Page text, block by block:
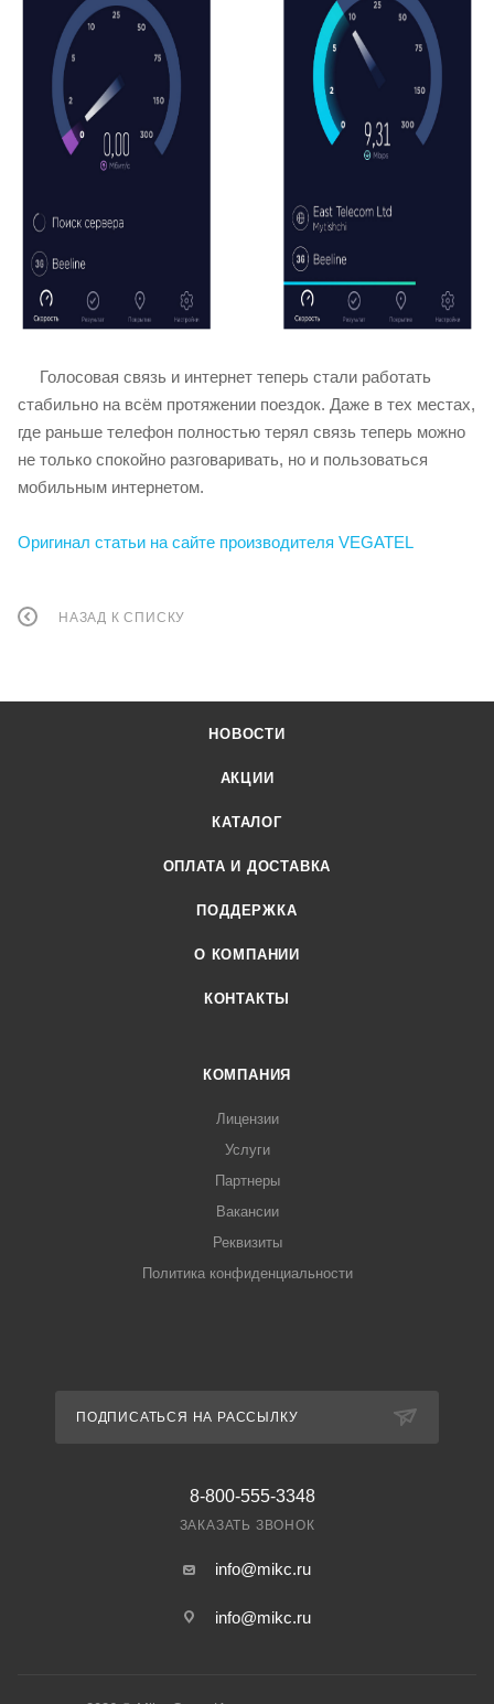
Голосовая связь и интернет теперь стали работать
стабильно на всём протяжении поездок. Даже в тех местах,
где раньше телефон полностью терял связь теперь можно
не только спокойно разговаривать, но и пользоваться
мобильным интернетом.
Оригинал статьи на сайте производителя VEGATEL
НАЗАД К СПИСКУ
НОВОСТИ
АКЦИИ
КАТАЛОГ
ОПЛАТА И ДОСТАВКА
ПОДДЕРЖКА
О КОМПАНИИ
КОНТАКТЫ
КОМПАНИЯ
Лицензии
Услуги
Партнеры
Вакансии
Реквизиты
Политика конфиденциальности
ПОДПИСАТЬСЯ НА РАССЫЛКУ
8-800-555-3348
ЗАКАЗАТЬ ЗВОНОК
info@mikc.ru
info@mikc.ru